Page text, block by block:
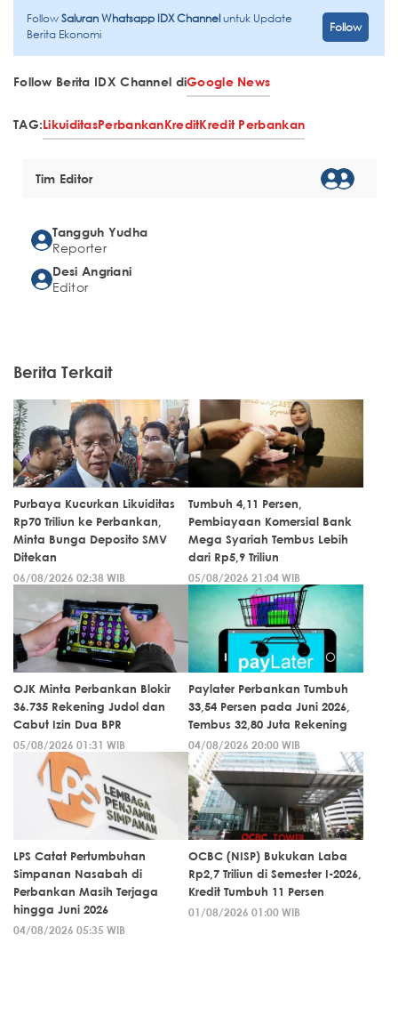
FollowSaluran Whatsapp IDX Channeluntuk Update
Berita Ekonomi
Follow
Follow Berita IDX Channel diGoogle News
TAG:LikuiditasPerbankanKreditKredit Perbankan
Tim Editor
Tangguh Yudha
Reporter
Desi Angriani
Editor
Berita Terkait
Purbaya Kucurkan Likuiditas
Rp70 Triliun ke Perbankan,
Minta Bunga Deposito SMV
Ditekan
06/08/2026 02:38 WIB
Tumbuh 4,11 Persen,
Pembiayaan Komersial Bank
Mega Syariah Tembus Lebih
dari Rp5,9 Triliun
05/08/2026 21:04 WIB
OJK Minta Perbankan Blokir
36.735 Rekening Judol dan
Cabut Izin Dua BPR
05/08/2026 01:31 WIB
Paylater Perbankan Tumbuh
33,54 Persen pada Juni 2026,
Tembus 32,80 Juta Rekening
04/08/2026 20:00 WIB
LPS Catat Pertumbuhan
Simpanan Nasabah di
Perbankan Masih Terjaga
hingga Juni 2026
04/08/2026 05:35 WIB
OCBC (NISP) Bukukan Laba
Rp2,7 Triliun di Semester I-2026,
Kredit Tumbuh 11 Persen
01/08/2026 01:00 WIB